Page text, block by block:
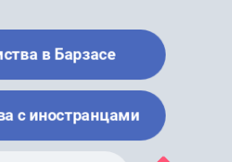
в Барзасе
с иностранцами